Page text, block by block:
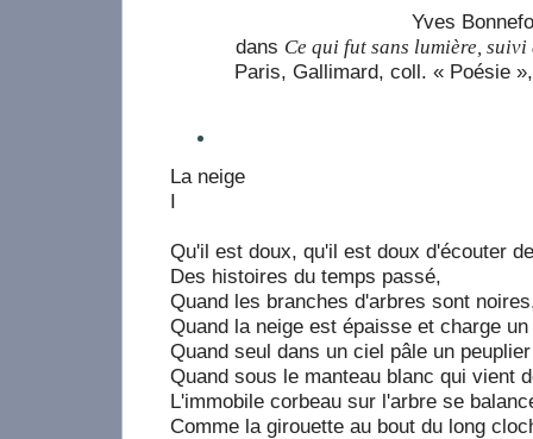
Yves
dans Ce qui fut sans lumière,
Paris, Gallimard, coll. « Poésie
La neige
I
Qu'il est doux, qu'il est doux d'écouter
Des histoires du temps passé,
Quand les branches d'arbres sont
Quand la neige est épaisse et charge
Quand seul dans un ciel pâle un
Quand sous le manteau blanc qui vient
L'immobile corbeau sur l'arbre se
Comme la girouette au bout du long